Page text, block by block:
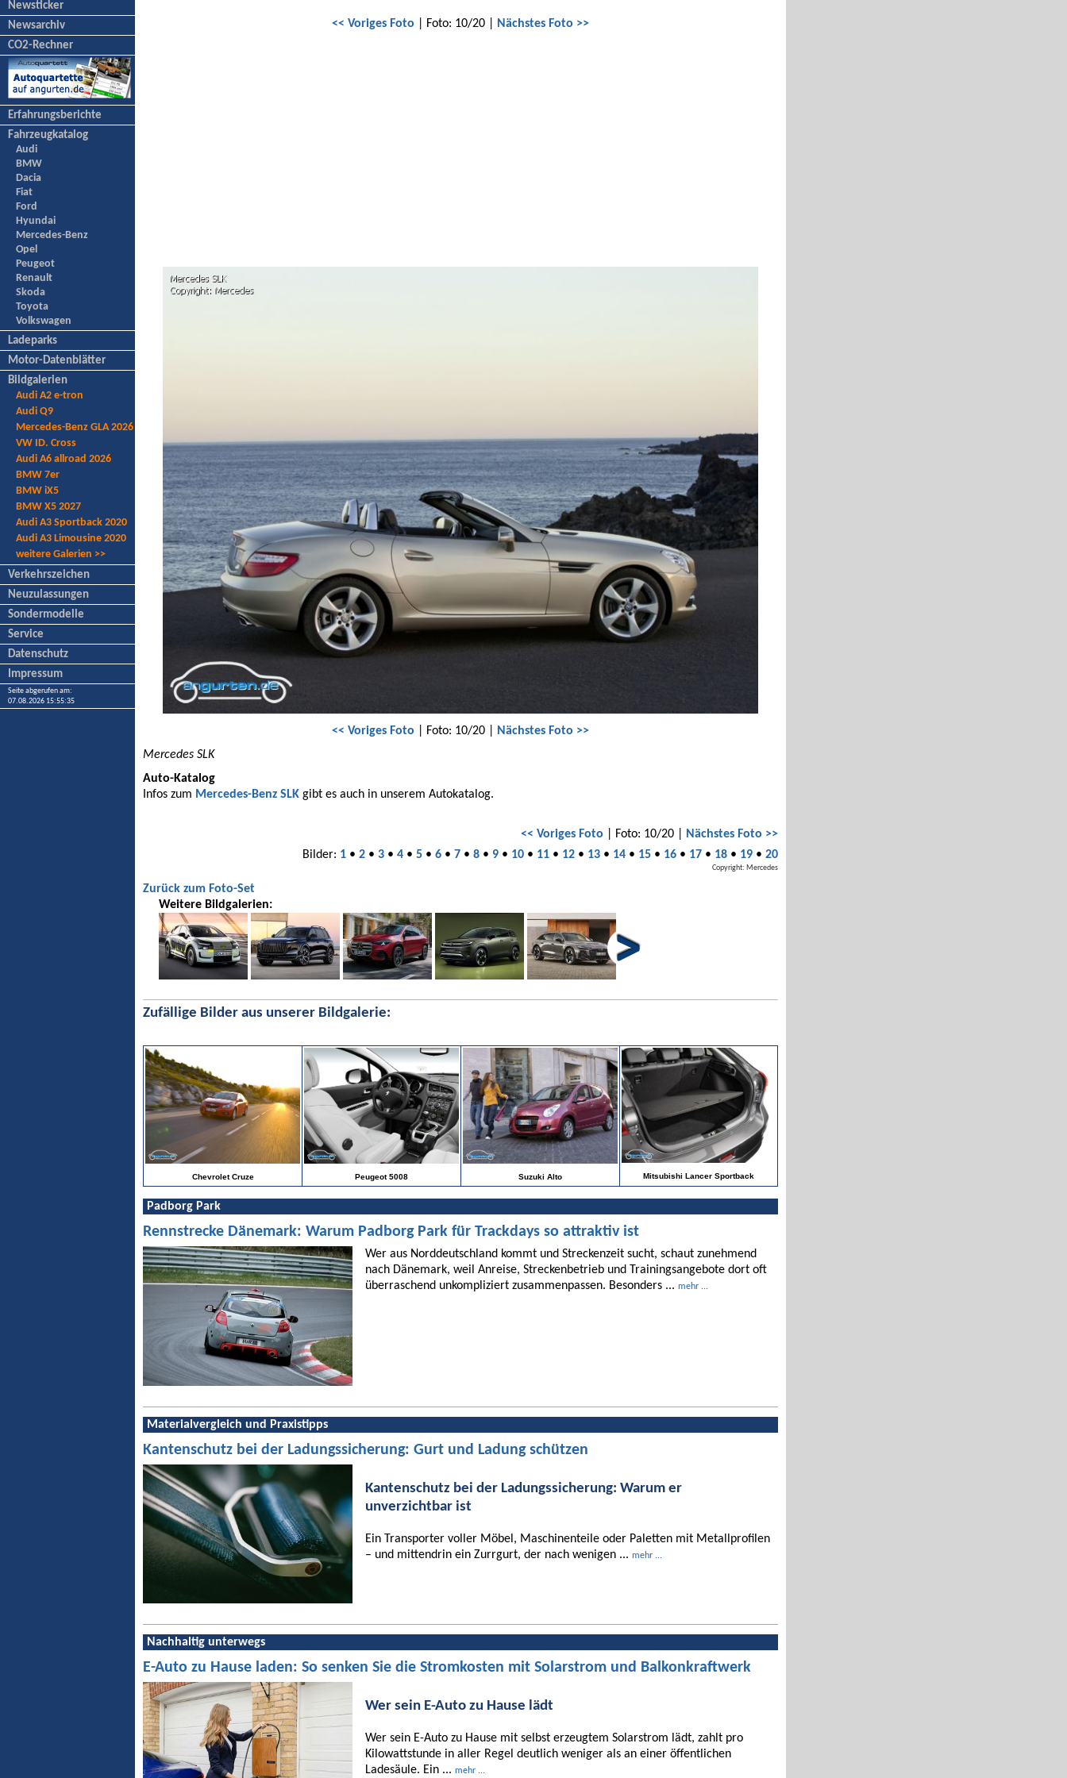
Newsticker
Newsarchiv
CO2-Rechner
Erfahrungsberichte
Fahrzeugkatalog
Audi
BMW
Dacia
Fiat
Ford
Hyundai
Mercedes-Benz
Opel
Peugeot
Renault
Skoda
Toyota
Volkswagen
Ladeparks
Motor-Datenblätter
Bildgalerien
Audi A2 e-tron
Audi Q9
Mercedes-Benz GLA 2026
VW ID. Cross
Audi A6 allroad 2026
BMW 7er
BMW iX5
BMW X5 2027
Audi A3 Sportback 2020
Audi A3 Limousine 2020
weitere Galerien >>
Verkehrszeichen
Neuzulassungen
Sondermodelle
Service
Datenschutz
Impressum
Seite abgerufen am:
07.08.2026 15:55:35
<< Voriges Foto | Foto: 10/20 | Nächstes Foto >>
<< Voriges Foto | Foto: 10/20 |
Nächstes Foto >>
Mercedes SLK
Auto-Katalog
Infos zum Mercedes-Benz SLK gibt es auch in unserem Autokatalog.
<< Voriges Foto | Foto: 10/20 |
Nächstes Foto >>
Bilder: 1 • 2 • 3 • 4 • 5 • 6 • 7 • 8 • 9 • 10 • 11 • 12 • 13 • 14 • 15 • 16 • 17 • 18 • 19 • 20
Copyright: Mercedes
Zurück zum Foto-Set
Weitere Bildgalerien:
Zufällige Bilder aus unserer Bildgalerie:
Chevrolet Cruze Peugeot 5008 Suzuki Alto Mitsubishi Lancer Sportback
Padborg Park
Rennstrecke Dänemark: Warum Padborg Park für Trackdays so attraktiv ist
Wer aus Norddeutschland kommt und Streckenzeit sucht, schaut zunehmend
nach Dänemark, weil Anreise, Streckenbetrieb und Trainingsangebote dort oft
überraschend unkompliziert zusammenpassen. Besonders ... mehr ...
Materialvergleich und Praxistipps
Kantenschutz bei der Ladungssicherung: Gurt und Ladung schützen
Kantenschutz bei der Ladungssicherung: Warum er
unverzichtbar ist
Ein Transporter voller Möbel, Maschinenteile oder Paletten mit Metallprofilen
– und mittendrin ein Zurrgurt, der nach wenigen ... mehr ...
Nachhaltig unterwegs
E-Auto zu Hause laden: So senken Sie die Stromkosten mit Solarstrom und Balkonkraftwerk
Wer sein E-Auto zu Hause lädt
Wer sein E-Auto zu Hause mit selbst erzeugtem Solarstrom lädt, zahlt pro
Kilowattstunde in aller Regel deutlich weniger als an einer öffentlichen
Ladesäule. Ein ... mehr ...